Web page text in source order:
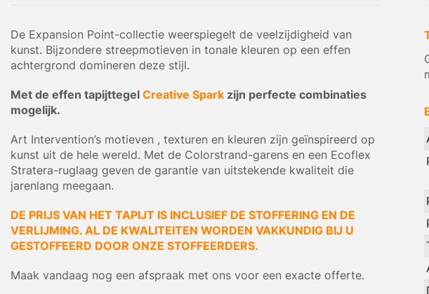
De Expansion Point-collectie weerspiegelt de veelzijdigheid van
kunst. Bijzondere streepmotieven in tonale kleuren op een effen
achtergrond domineren deze stijl.
Met de effen tapijttegel Creative Spark zijn perfecte combinaties
mogelijk.
Art Intervention’s motieven , texturen en kleuren zijn geïnspireerd op
kunst uit de hele wereld. Met de Colorstrand-garens en een Ecoflex
Stratera-ruglaag geven de garantie van uitstekende kwaliteit die
jarenlang meegaan.
DE PRIJS VAN HET TAPIJT IS INCLUSIEF DE STOFFERING EN DE
VERLIJMING. AL DE KWALITEITEN WORDEN VAKKUNDIG BIJ U
GESTOFFEERD DOOR ONZE STOFFEERDERS.
Maak vandaag nog een afspraak met ons voor een exacte offerte.